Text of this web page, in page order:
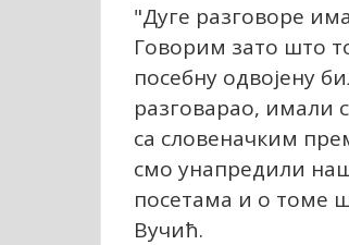
"Дуге разговоре
Говорим зато што
посебну одвојену
разговарао, имали
са словеначким
смо унапредили
посетама и о томе
Вучић.